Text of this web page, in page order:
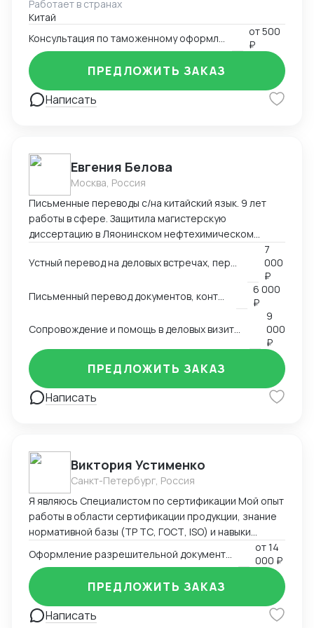
товаров. Многотоварные ДТ.
Работает в странах
Китай
от500
₽
Написать
ПРЕДЛОЖИТЬ ЗАКАЗ
Евгения Белова
Москва, Россия
Письменные переводы с/на китайский язык. 9 лет
работы в сфере. Защитила магистерскую
диссертацию в Ляонинском нефтехимическом
тематик любой сложности.
Устный перевод на деловых встречах, переговорах других мероприятиях
7
000
₽
6 000
₽
Сопровождение и помощь в деловых визитах, переездах и туристических поездках
9
000
₽
Написать
ПРЕДЛОЖИТЬ ЗАКАЗ
Виктория Устименко
Санкт-Петербург, Россия
Я являюсь Специалистом по сертификации Мой опыт
работы в области сертификации продукции, знание
нормативной базы (ТР ТС, ГОСТ, ISO) и навыки
позволяют мне эффективно решать задачи по
подтверждению соответствия продукции
установленным требованиям. Оформляю
техническую документацию и консультирую по
вопросам
от14
000 ₽
Написать
ПРЕДЛОЖИТЬ ЗАКАЗ